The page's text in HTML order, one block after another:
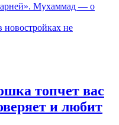
Мухаммад — о
не
топчет вас
и любит